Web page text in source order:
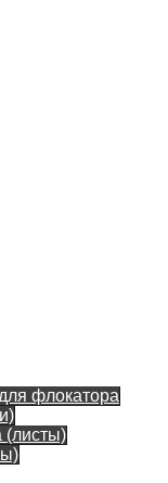
флокатора
(листы)